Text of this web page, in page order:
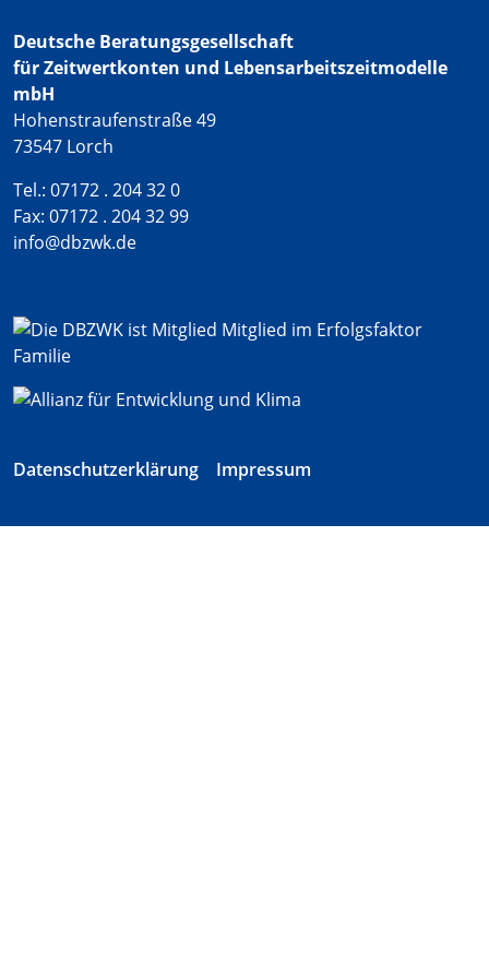
Deutsche Beratungsgesellschaft
für Zeitwertkonten und Lebensarbeitszeitmodelle
mbH
Hohenstraufenstraße 49
73547 Lorch
Tel.: 07172 . 204 32 0
Fax: 07172 . 204 32 99
info@dbzwk.de
Datenschutzerklärung Impressum